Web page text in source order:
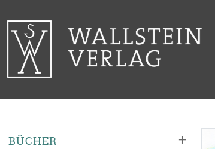
+
BÜCHER